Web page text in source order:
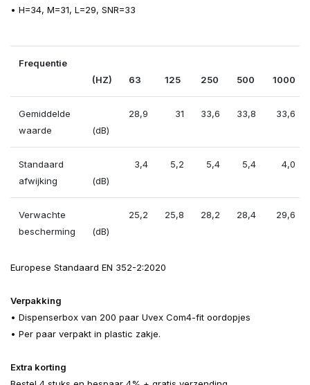
• H=34, M=31, L=29, SNR=33
Frequentie
(HZ)
63 125 250 500 1000
Gemiddelde
waarde
(dB)
28,9 31 33,6 33,8 33,6
Standaard
afwijking
(dB)
3,4 5,2 5,4 5,4 4,0
Verwachte
bescherming
(dB)
25,2 25,8 28,2 28,4 29,6
Europese Standaard EN 352-2:2020
Verpakking
• Dispenserbox van 200 paar Uvex Com4-fit oordopjes
• Per paar verpakt in plastic zakje.
Extra korting